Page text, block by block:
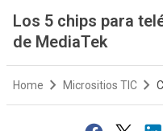
Los 5 chips para
de MediaTek
Home Micrositios TIC